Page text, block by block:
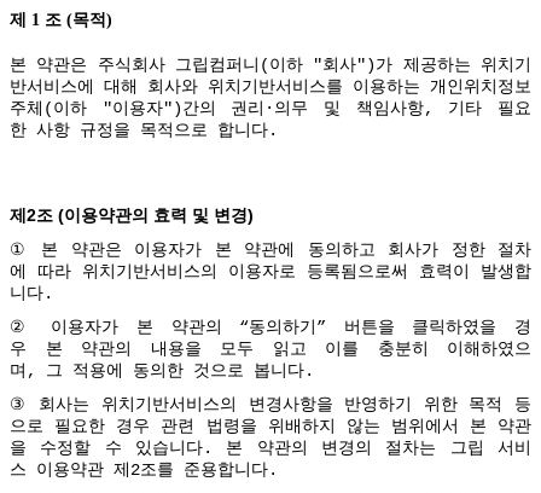
제 1 조 (목적)
본 약관은 주식회사 그립컴퍼니 ( 이하 "회사") 가 제공하는
위치기
반서비스에
대해 회사와 위치기반서비스를 이용하는
개인위치정보
주체 ( 이하 "이용자") 간의 권리 · 의무 및 책임사항, 기타
필요
한 사항 규정을 목적으로 합니다 .
제 2조 (이용약관의 효력 및 변경)
① 본 약관은 이용자가 본 약관에 동의하고 회사가 정한
절차
에
따라 위치기반서비스의 이용자로 등록됨으로써 효력이
발생합
니다 .
② 이용자가 본 약관의 “동의하기 ” 버튼을 클릭하였을
경
우
본 약관의 내용을 모두 읽고 이를 충분히
이해하였으
며 , 그 적용에 동의한 것으로 봅니다 .
③ 회사는 위치기반서비스의 변경사항을 반영하기 위한 목적
등
으로
필요한 경우 관련 법령을 위배하지 않는 범위에서 본
약관
을
수정할 수 있습니다 . 본 약관의 변경의 절차는 그립
서비
스
이용약관 제 2조를 준용합니다 .